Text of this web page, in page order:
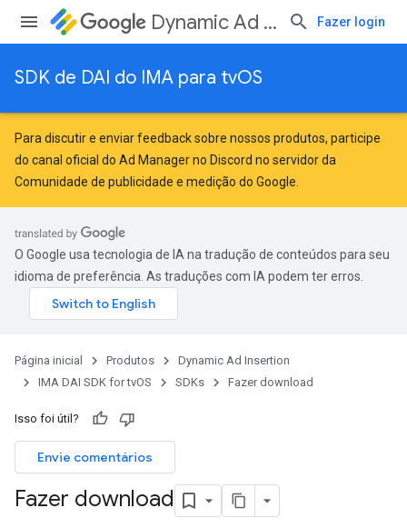
Dynamic Ad Insertion Fazer login
SDK de DAI do IMA para tvOS
Para discutir e enviar feedback sobre nossos produtos, participe
do canal oficial do Ad Manager no Discord no servidor da
Comunidade de publicidade e medição do Google
O Google usa tecnologia de IA na tradução de conteúdos para seu
idioma de preferência. As traduções com IA podem ter erros.
Página inicial Produtos
Dynamic Ad Insertion
IMA DAI SDK for tvOS
SDKs Fazer download
Isso foi útil?
Envie comentários
Fazer download